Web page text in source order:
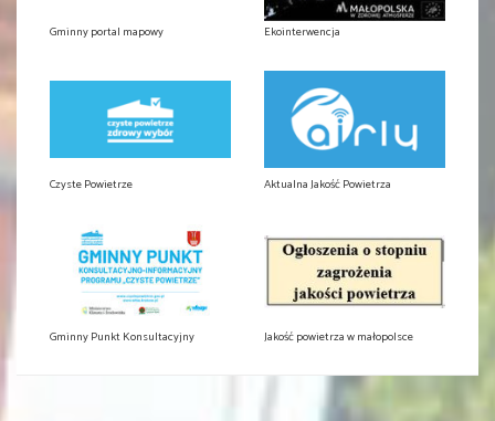
Gminny portal mapowy Ekointerwencja
Czyste Powietrze Aktualna Jakość Powietrza
Gminny Punkt Konsultacyjny Jakość powietrza w małopolsce